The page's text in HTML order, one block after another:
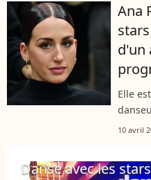
ont
Ana
d'un
Elle
stars".
10 avril
player2
Danse avec les